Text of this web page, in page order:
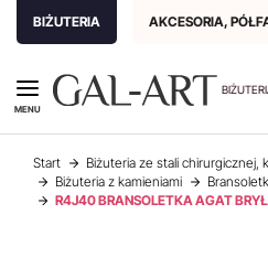
BIŻUTERIA AKCESORIA,
MENU
Start
Biżuteria ze stali chirurgicznej,
Biżuteria z kamieniami
R4J40 BRANSOLETKA AGAT